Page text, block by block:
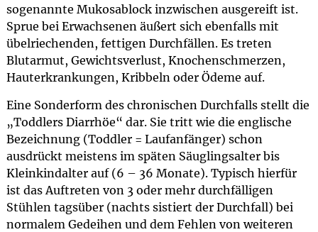
sogenannte Mukosablock inzwischen ausgereift ist.
Sprue bei Erwachsenen äußert sich ebenfalls mit
übelriechenden, fettigen Durchfällen. Es treten
Blutarmut, Gewichtsverlust, Knochenschmerzen,
Hauterkrankungen, Kribbeln oder Ödeme auf.
Eine Sonderform des chronischen Durchfalls stellt die
„Toddlers Diarrhöe“ dar. Sie tritt wie die englische
Bezeichnung (Toddler = Laufanfänger) schon
ausdrückt meistens im späten Säuglingsalter bis
Kleinkindalter auf (6 – 36 Monate). Typisch hierfür
ist das Auftreten von 3 oder mehr durchfälligen
Stühlen tagsüber (nachts sistiert der Durchfall) bei
normalem Gedeihen und dem Fehlen von weiteren